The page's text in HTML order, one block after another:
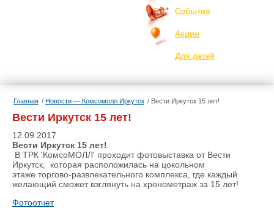
События
Акции
Для детей
Главная Новости — Комсомолл Иркутск Вести Иркутск 15 лет!
Вести Иркутск 15 лет!
12.09.2017
Вести Иркутск 15 лет!
В ТРК 'КомсоМОЛЛ' проходит фотовыставка от Вести
Иркутск, которая расположилась на цокольном
этаже торгово-развлекательного комплекса, где каждый
желающий сможет взглянуть на хронометраж за 15 лет!
Фотоотчет